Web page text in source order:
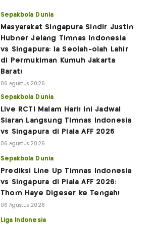
Sepakbola Dunia
Masyarakat Singapura Sindir Justin
Hubner Jelang Timnas Indonesia
vs Singapura: Ia Seolah-olah Lahir
di Permukiman Kumuh Jakarta
Barat!
06 Agustus 2026
Sepakbola Dunia
Live RCTI Malam Hari! Ini Jadwal
Siaran Langsung Timnas Indonesia
vs Singapura di Piala AFF 2026
06 Agustus 2026
Sepakbola Dunia
Prediksi Line Up Timnas Indonesia
vs Singapura di Piala AFF 2026:
Thom Haye Digeser ke Tengah!
06 Agustus 2026
Liga Indonesia